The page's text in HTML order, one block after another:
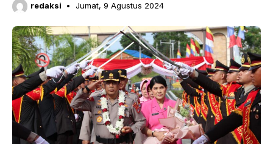
redaksi Jumat, 9 Agustus 2024